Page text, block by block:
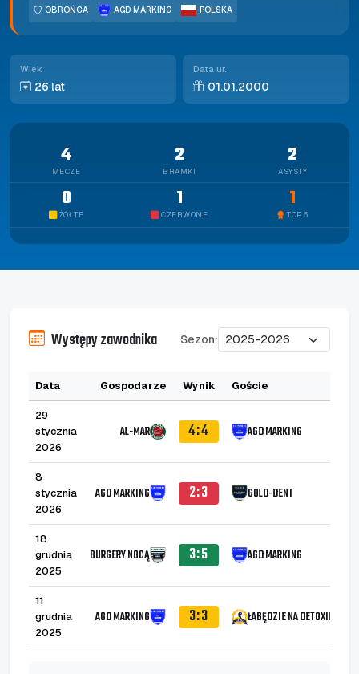
OBROŃCA AGD MARKING POLSKA
Wiek
26 lat
Data ur.
01.01.2000
4
MECZE
2
BRAMKI
2
ASYSTY
0
ŻÓŁTE
1
CZERWONE
1
TOP 5
Występy zawodnika Sezon:
Data Gospodarze Wynik Goście
29
stycznia
2026
AL-MAR 4:4 AGD MARKING
8
stycznia
2026
AGD MARKING 2:3 GOLD-DENT
18
grudnia
2025
BURGERY NOCĄ 3:5 AGD MARKING
11
grudnia
2025
AGD MARKING 3:3 ŁABĘDZIE NA DETOXIE